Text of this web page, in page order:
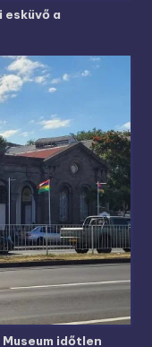
esküvő a
időtlen